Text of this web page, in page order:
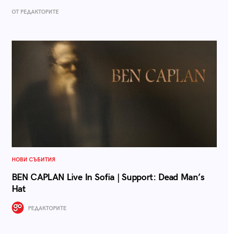
ОТ РЕДАКТОРИТЕ
НОВИ СЪБИТИЯ
BEN CAPLAN Live In Sofia | Support: Dead Man’s
Hat
РЕДАКТОРИТЕ